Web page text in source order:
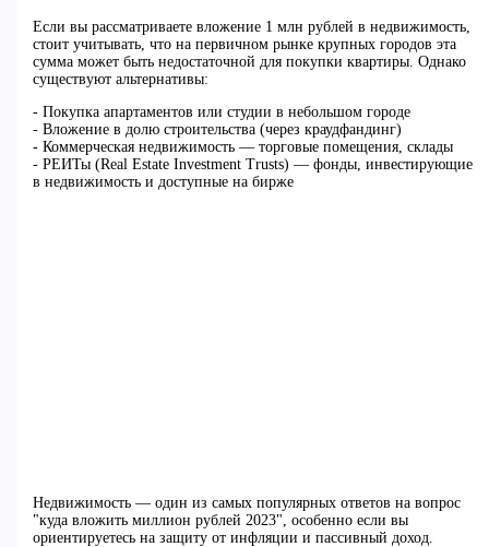
Если вы рассматриваете вложение 1 млн рублей в недвижимость,
стоит учитывать, что на первичном рынке крупных городов эта
сумма может быть недостаточной для покупки квартиры. Однако
существуют альтернативы:
- Покупка апартаментов или студии в небольшом городе
- Вложение в долю строительства (через краудфандинг)
- Коммерческая недвижимость — торговые помещения, склады
- РЕИТы (Real Estate Investment Trusts) — фонды, инвестирующие
в недвижимость и доступные на бирже
Недвижимость — один из самых популярных ответов на вопрос
"куда вложить миллион рублей 2023", особенно если вы
ориентируетесь на защиту от инфляции и пассивный доход.